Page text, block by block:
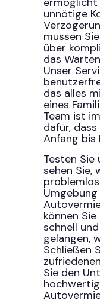
unnötige
müssen
über
das
Unser
das alles
eines
Team ist
dafür,
Anfang bis
Testen Sie
sehen Sie,
können
schnell
gelangen,
Schließen
Sie den